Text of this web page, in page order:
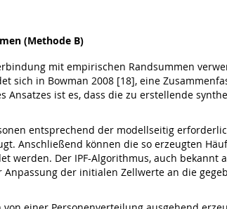
(Methode B)
mit empirischen Randsummen
sich in Bowman 2008 [18], eine
ist es, dass die zu erstellende
entsprechend der modellseitig
Anschließend können die so erzeugten
werden. Der IPF-Algorithmus, auch
der initialen Zellwerte an die